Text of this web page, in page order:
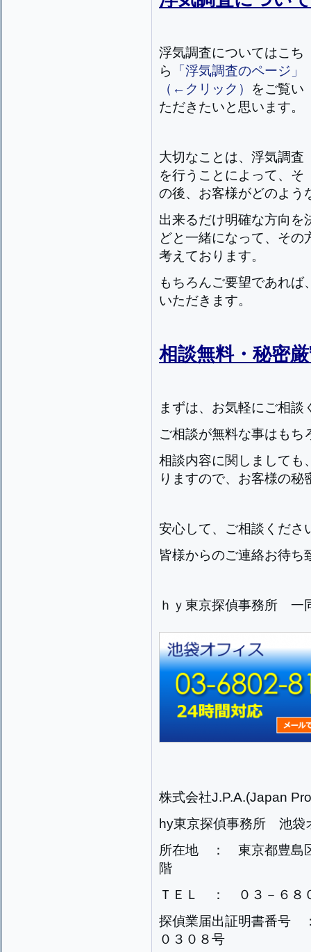
浮気調査についてはこち
ら
「浮気調査のページ」
（←クリック） をご覧い
ただきたいと思います。
大切なことは、浮気調査
を行うことによって、そ
の後、お客様がどのよう
出来るだけ明確な方向を
どと一緒になって、そ
考えております。
もちろんご要望であれ
いただきます。
相談無料・秘密
まずは、お気軽にご相談
ご相談が無料な事はもち
相談内容に関しましても
りますので、お客様の
安心して、ご相談くださ
皆様からのご連絡お待ち
ｈｙ東京探偵事務所 一
株式会社J.P.A.(Japan
hy東京探偵事務所 池袋
所在地 ： 東京都豊島
階
ＴＥＬ ： ０３－６８
探偵業届出証明書番号
０３０８号